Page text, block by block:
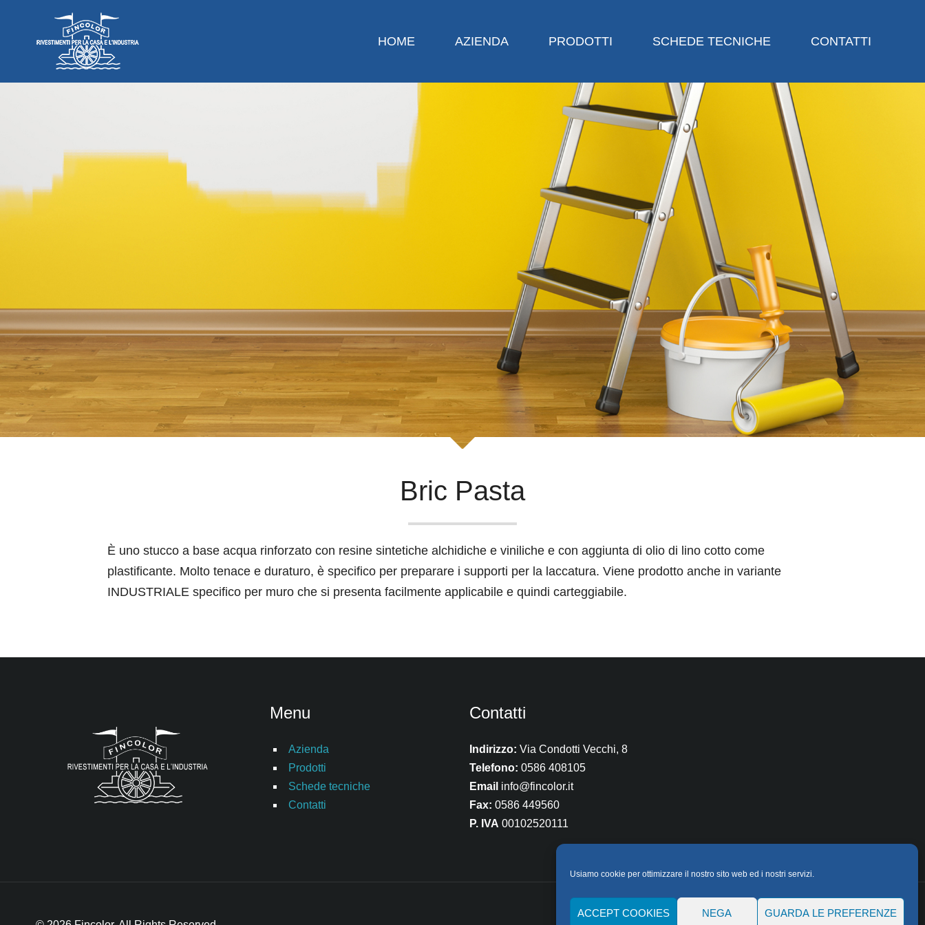
Usiamo cookie per ottimizzare il nostro sito web ed i nostri servizi.
ACCEPT COOKIES NEGA GUARDA LE PREFERENZE
HOME AZIENDA PRODOTTI SCHEDE TECNICHE CONTATTI
Bric Pasta
È uno stucco a base acqua rinforzato con resine sintetiche alchidiche e viniliche e con aggiunta di olio di lino cotto come
plastificante. Molto tenace e duraturo, è specifico per preparare i supporti per la laccatura. Viene prodotto anche in variante
INDUSTRIALE specifico per muro che si presenta facilmente applicabile e quindi carteggiabile.
Menu
Azienda
Prodotti
Schede tecniche
Contatti
Contatti
Indirizzo: Via Condotti Vecchi, 8
Telefono: 0586 408105
Email info@fincolor.it
Fax: 0586 449560
P. IVA 00102520111